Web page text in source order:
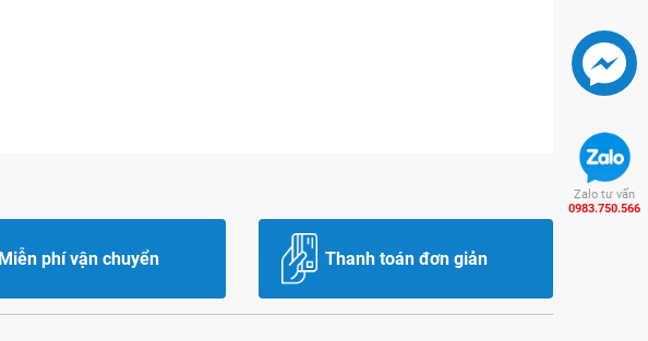
Miễn phí vận chuyển Thanh toán đơn giản
Zalo tư vấn
0983.750.566